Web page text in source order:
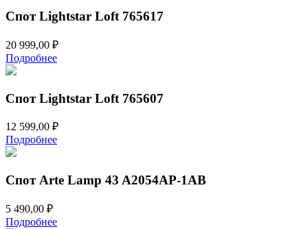
Спот Lightstar Loft 765617
20 999,00 ₽
Подробнее
Спот Lightstar Loft 765607
12 599,00 ₽
Подробнее
Спот Arte Lamp 43 A2054AP-1AB
5 490,00 ₽
Подробнее